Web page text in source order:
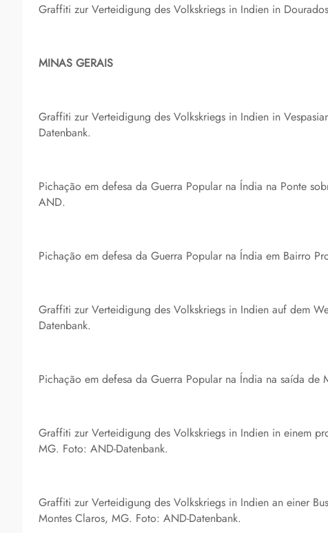
Graffiti zur Verteidigung des Volkskriegs in Indien in
MINAS GERAIS
Graffiti zur Verteidigung des Volkskriegs in Indien in
Datenbank.
Pichação em defesa da Guerra Popular na Índia na Ponte
AND.
Pichação em defesa da Guerra Popular na Índia em Bairro
Graffiti zur Verteidigung des Volkskriegs in Indien auf dem
Datenbank.
Pichação em defesa da Guerra Popular na Índia na saída
Graffiti zur Verteidigung des Volkskriegs in Indien in einem
MG. Foto: AND-Datenbank.
Graffiti zur Verteidigung des Volkskriegs in Indien an einer
Montes Claros, MG. Foto: AND-Datenbank.